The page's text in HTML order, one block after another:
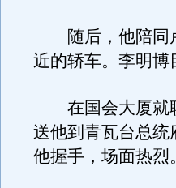
随后，他陪同卢
近的轿车。李明博
在国会大厦就职
送他到青瓦台总统
他握手，场面热烈。